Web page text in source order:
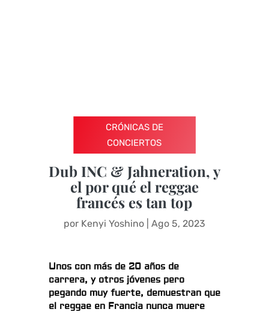
CRÓNICAS DE
CONCIERTOS
Dub INC & Jahneration, y
el por qué el reggae
francés es tan top
por Kenyi Yoshino| Ago 5, 2023
Unos con más de 20 años de
carrera, y otros jóvenes pero
pegando muy fuerte, demuestran que
el reggae en Francia nunca muere